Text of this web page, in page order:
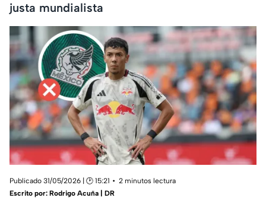
justa mundialista
Publicado 31/05/2026 | 🕑 15:21
2 minutos lectura
Escrito por: Rodrigo Acuña | DR